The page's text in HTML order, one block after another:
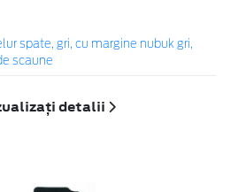
spate, gri, cu margine nubuk gri,
scaune
detalii